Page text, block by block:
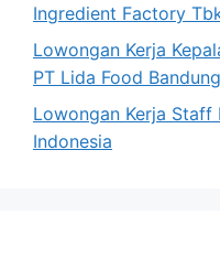
Ingredient Factory
Lowongan Kerja
PT Lida Food Bandung
Lowongan Kerja Staff
Indonesia